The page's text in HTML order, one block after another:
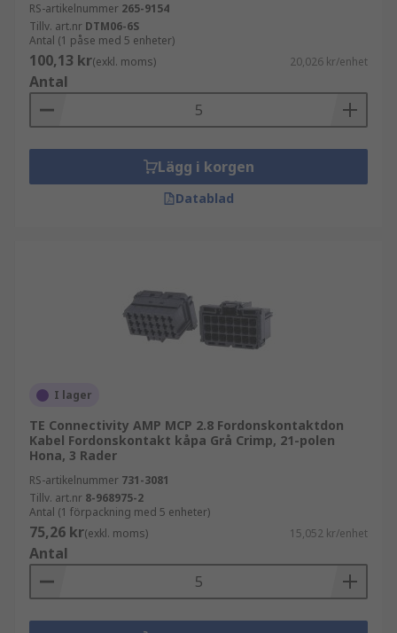
RS-artikelnummer 265-9154
Tillv. art.nr DTM06-6S
Antal (1 påse med 5 enheter)
100,13 kr(exkl. moms) 20,026 kr/enhet
Antal
Lägg i korgen
Datablad
I lager
TE Connectivity AMP MCP 2.8 Fordonskontaktdon
Kabel Fordonskontakt kåpa Grå Crimp, 21-polen
Hona, 3 Rader
RS-artikelnummer 731-3081
Tillv. art.nr 8-968975-2
Antal (1 förpackning med 5 enheter)
75,26 kr(exkl. moms) 15,052 kr/enhet
Antal